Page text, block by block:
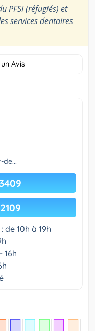
PFSI (réfugiés) et
services dentaires
Avis
10h à 19h
16h